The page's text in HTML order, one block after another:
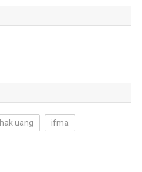
hak uang ifma